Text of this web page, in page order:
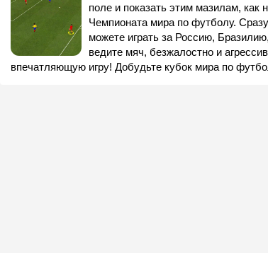
поле и показать этим мазилам, как
Чемпионата мира по футболу.
можете играть за Россию,
ведите мяч, безжалостно и
впечатляющую игру! Добудьте кубок мира по